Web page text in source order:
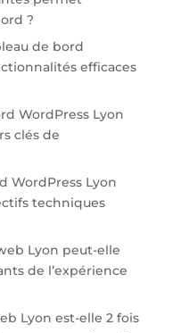
?
de bord
efficaces
WordPress Lyon
clés de
WordPress Lyon
techniques
Lyon peut-elle
de l’expérience
Lyon est-elle 2 fois